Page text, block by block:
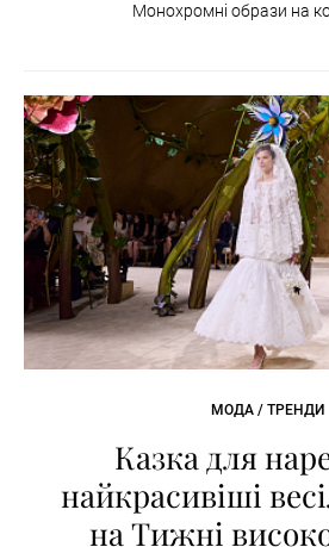
Монохромні образи на
МОДА / ТРЕНДИ
Казка для
найкрасивіші
на Тижні